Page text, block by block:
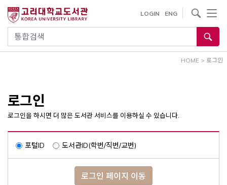
건
통합검색
LOGIN ENG
사이트내 검색
HOME > 로그인
로그인
로그인을 하시면 더 많은 도서관 서비스를 이용하실 수 있습니다.
포털ID 도서관ID(학번/직번/교번)
로그인 페이지 이동